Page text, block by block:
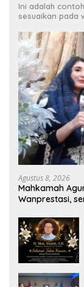
Ini adalah
sesuaikan pada
Agustus 8, 2026
Mahkamah
Wanprestasi,